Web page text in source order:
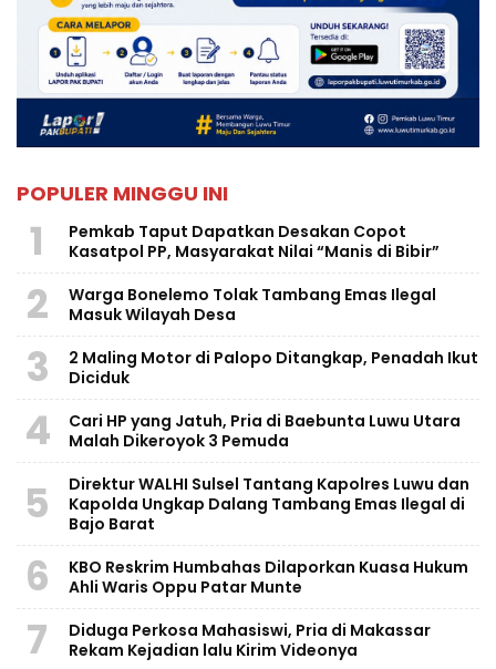
POPULER MINGGU INI
1
Pemkab Taput Dapatkan Desakan Copot
Kasatpol PP, Masyarakat Nilai “Manis di Bibir”
2
Warga Bonelemo Tolak Tambang Emas Ilegal
Masuk Wilayah Desa
3
2 Maling Motor di Palopo Ditangkap, Penadah Ikut
Diciduk
4
Cari HP yang Jatuh, Pria di Baebunta Luwu Utara
Malah Dikeroyok 3 Pemuda
5
Direktur WALHI Sulsel Tantang Kapolres Luwu dan
Kapolda Ungkap Dalang Tambang Emas Ilegal di
Bajo Barat
6
KBO Reskrim Humbahas Dilaporkan Kuasa Hukum
Ahli Waris Oppu Patar Munte
7
Diduga Perkosa Mahasiswi, Pria di Makassar
Rekam Kejadian lalu Kirim Videonya